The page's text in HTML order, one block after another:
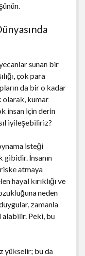
sunan bir
çok para
da bir o kadar
olarak, kumar
insan için derin
iyileşebiliriz?
isteği
İnsanın
atmaya
hayal kırıklığı ve
neden
zamanla
alabilir. Peki, bu
yükselir; bu da